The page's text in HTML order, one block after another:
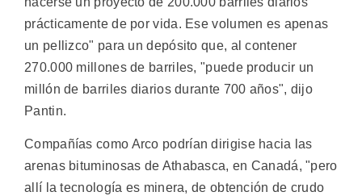
prácticamente de por vida. Ese volumen es apenas
un pellizco" para un depósito que, al contener
270.000 millones de barriles, "puede producir un
millón de barriles diarios durante 700 años", dijo
Pantin.
Compañías como Arco podrían dirigise hacia las
arenas bituminosas de Athabasca, en Canadá, "pero
allí la tecnología es minera, de obtención de crudo